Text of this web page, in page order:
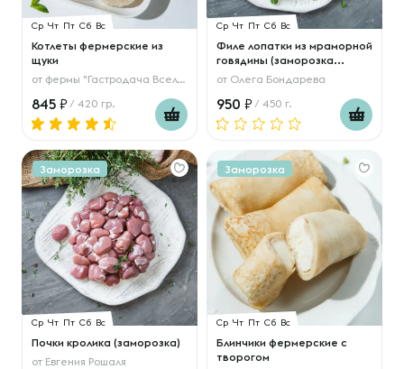
Ср Чт Пт Сб Вс
Котлеты фермерские из
щуки
от фермы "Гастродача Вселуг"
845 / 420 гр.
Ср Чт Пт Сб Вс
Филе лопатки из мраморной
говядины (заморозка...
от Олега Бондарева
950 / 450 г.
Заморозка
Ср Чт Пт Сб Вс
Почки кролика (заморозка)
от Евгения Рошаля
Заморозка
Ср Чт Пт Сб Вс
Блинчики фермерские с
творогом